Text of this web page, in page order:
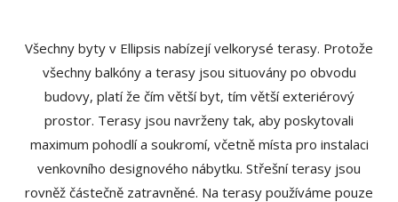
Všechny byty v Ellipsis nabízejí velkorysé terasy. Protože
všechny balkóny a terasy jsou situovány po obvodu
budovy, platí že čím větší byt, tím větší exteriérový
prostor. Terasy jsou navrženy tak, aby poskytovali
maximum pohodlí a soukromí, včetně místa pro instalaci
venkovního designového nábytku. Střešní terasy jsou
rovněž částečně zatravněné. Na terasy používáme pouze